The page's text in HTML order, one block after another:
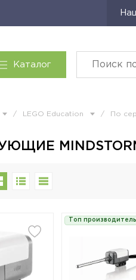
Каталог
/ LEGO Education / По
Топ производитель